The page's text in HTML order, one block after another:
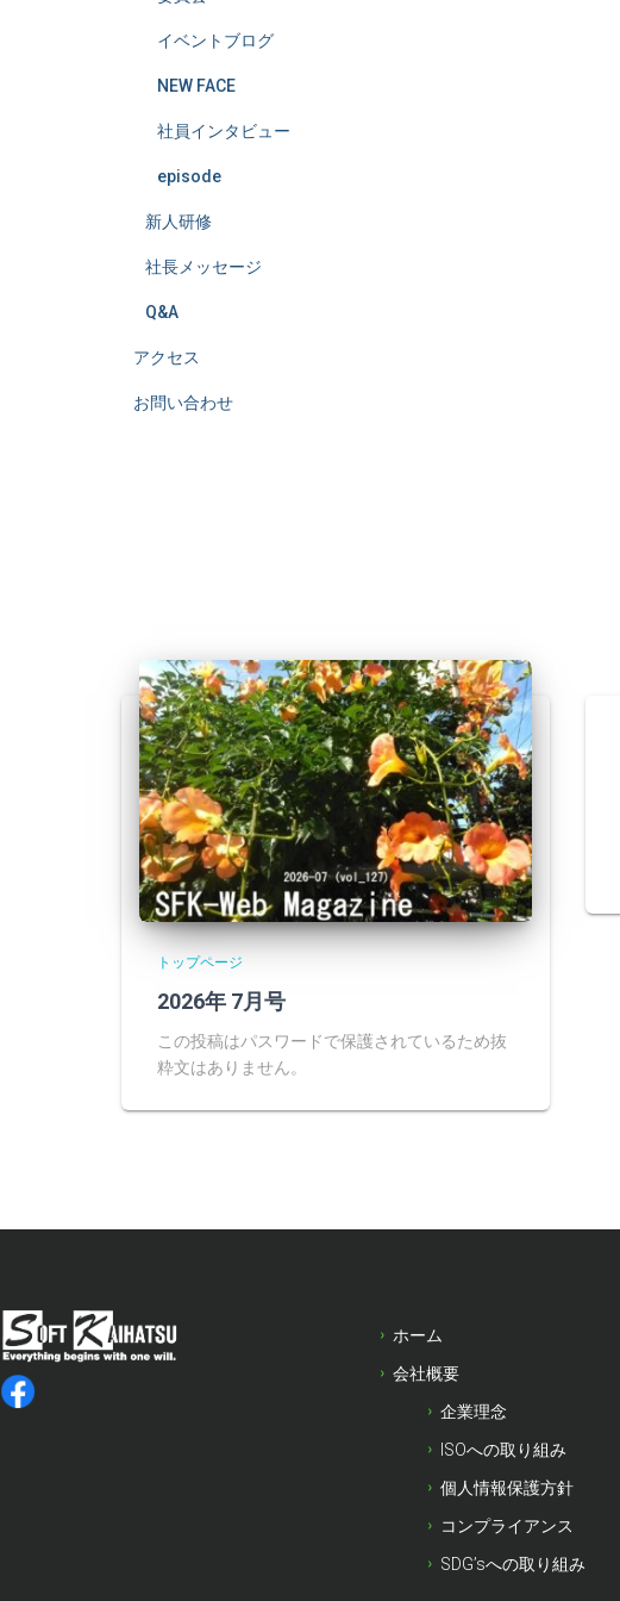
イベントブログ
NEW FACE
社員インタビュー
episode
新人研修
社長メッセージ
Q&A
アクセス
お問い合わせ
トップページ
2026年 7月号
この投稿はパスワードで保護されているため抜
粋文はありません。
ホーム
会社概要
企業理念
ISOへの取り組み
個人情報保護方針
コンプライアンス
SDG’sへの取り組み